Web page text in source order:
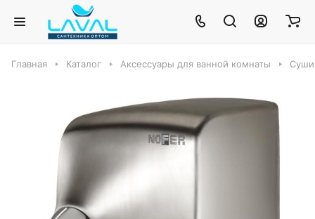
Главная Каталог Аксессуары для ванной комнаты